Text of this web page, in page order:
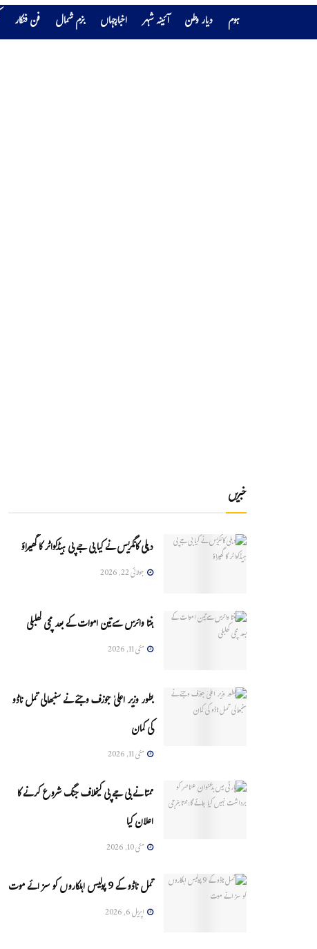
ہوم دیار وطن آئینہ شہر اخبارجہاں بزم شمال فن فنکار
خبریں
دہلی کانگریس نے کیا بی جے پی ہیڈکواٹر کا گھیراؤ
جولائی 22, 2026
ہنتا وائرس سےتین اموات کے بعد مچی کھلبلی
مئی 11, 2026
بطور وزیر اعلیٰ جوزف وجئے نے سنبھالی تمل ناڈو
کی کمان
مئی 11, 2026
ممتا نے بی جے پی کیخلاف جنگ شروع کرنے کا
اعلان کیا
مئی 10, 2026
تمل ناڈو کے 9 پولیس اہلکاروں کو سزائے موت
اپریل 6, 2026